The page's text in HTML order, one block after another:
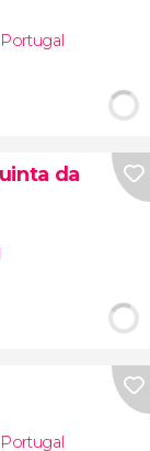
Portugal
da
Portugal